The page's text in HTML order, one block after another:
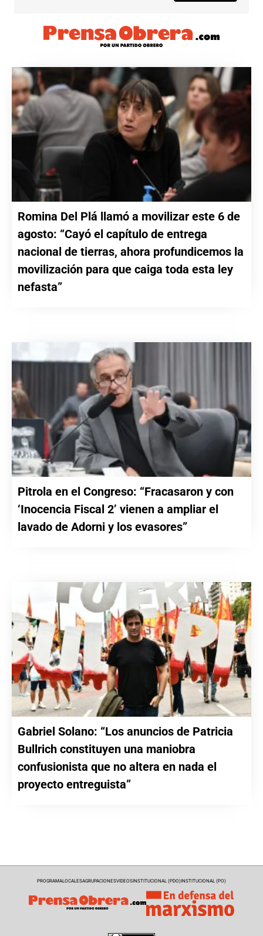
Romina Del Plá llamó a movilizar este 6 de
agosto: “Cayó el capítulo de entrega
nacional de tierras, ahora profundicemos la
movilización para que caiga toda esta ley
nefasta”
Pitrola en el Congreso: “Fracasaron y con
‘Inocencia Fiscal 2’ vienen a ampliar el
lavado de Adorni y los evasores”
Gabriel Solano: “Los anuncios de Patricia
Bullrich constituyen una maniobra
confusionista que no altera en nada el
proyecto entreguista”
PROGRAMALOCALESAGRUPACIONESVIDEOSINSTITUCIONAL (PDO)INSTITUCIONAL (PO)